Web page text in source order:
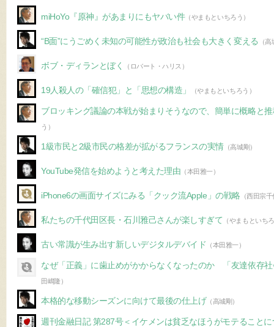
miHoYo『原神』があまりにもヤバい件（やまもといちろう）
“B面”にうごめく未知の可能性が政治も社会も大きく変える （
ボブ・ディランとぼく （ロバート・ハリス）
19人殺人の「確信犯」と「思想の構造」 （やまもといちろう）
ブロッキング議論の本戦が始まりそうなので、簡単に概略と
う）
1級市民と2級市民の格差が拡がるフランスの実情（高城剛）
YouTube発信を始めようと考えた理由 （本田雅一）
iPhone6の画面サイズにみる「クック流Apple」の戦略 （西田宗
私たちの千代田区長・石川雅己さんが楽しすぎて （やまもといち
古い常識が生み出す新しいデジタルデバイド （本田雅一）
なぜ「正義」に歯止めがかからなくなったのか 「友達依存
田嶋隆）
本格的な移動シーズンに向けて最後の仕上げ （高城剛）
週刊金融日記 第287号＜イケメンは貧乏なほうがモテること